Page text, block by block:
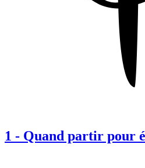
1 - Quand partir pour